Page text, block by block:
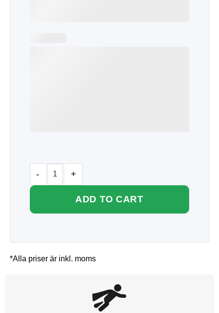
ADD TO CART
*Alla priser är inkl. moms